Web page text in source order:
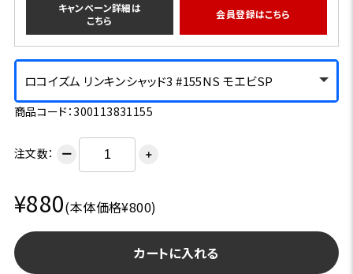
キャンペーン詳細は
こちら
会員登録はこちら
ロコイズム リンキンシャッド3 #155NS モエビSP
商品コード：300113831155
注文数： ー ＋
¥880(本体価格¥800)
カートに入れる